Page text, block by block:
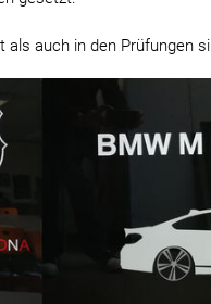
als auch in den Prüfungen